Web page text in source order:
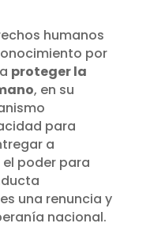
humanos
por
proteger la
, en su
para
a
poder para
una renuncia y
nacional.